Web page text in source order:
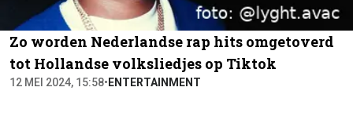
Zo worden Nederlandse rap hits omgetoverd
tot Hollandse volksliedjes op Tiktok
12 MEI 2024, 15:58•ENTERTAINMENT